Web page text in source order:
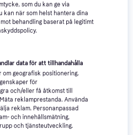
Baltic Split Front lifejacket -
Pink
Flytväst
441 kr
9+ butiker
som du kan ge via
kan när som helst hantera dina
behandling baserat på legitimt
data för att tillhandahålla
geografisk positionering.
för
och/eller få åtkomst till
reklamprestanda. Använda
reklam. Personanpassad
och innehållsmätning,
och tjänsteutveckling.